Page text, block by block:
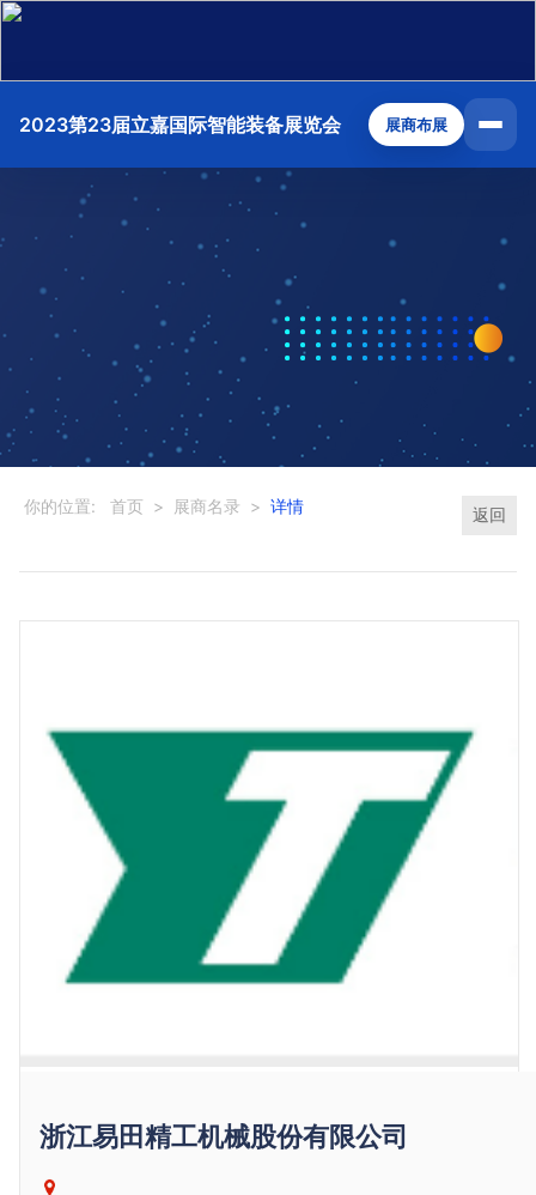
2023第23届立嘉国际智能装备展览会 展商布展
你的位置: 首页 > 展商名录 > 详情 返回
浙江易田精工机械股份有限公司